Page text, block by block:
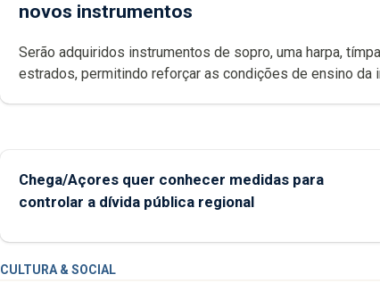
novos instrumentos
Serão adquiridos instrumentos de sopro, uma harpa, tímpanos e
estrados,
Chega/Açores quer conhecer medidas para
controlar a dívida pública regional
CULTURA & SOCIAL